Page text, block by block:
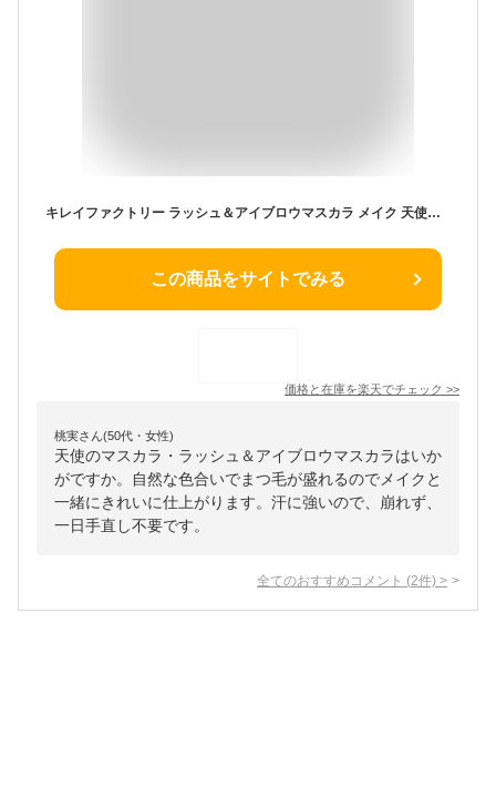
キレイファクトリー ラッシュ＆アイブロウマスカラ メイク 天使のマスカラ まつ毛 眉毛 まゆ毛 眉マスカラ カラーマスカラ アイシャドウ コスメ コスプレ イベント 眉カラー 眉メイク フェイスカラー メイクアップ アイメイク KIREI FACTORY 化粧品 ウォータープルーフ
この商品をサイトでみる
価格と在庫を楽天でチェック >>
桃実さん(50代・女性)
天使のマスカラ・ラッシュ＆アイブロウマスカラはいか
がですか。自然な色合いでまつ毛が盛れるのでメイクと
一緒にきれいに仕上がります。汗に強いので、崩れず、
一日手直し不要です。
全てのおすすめコメント (2件) >